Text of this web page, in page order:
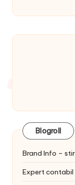
Blogroll
Brand Info –
Expert